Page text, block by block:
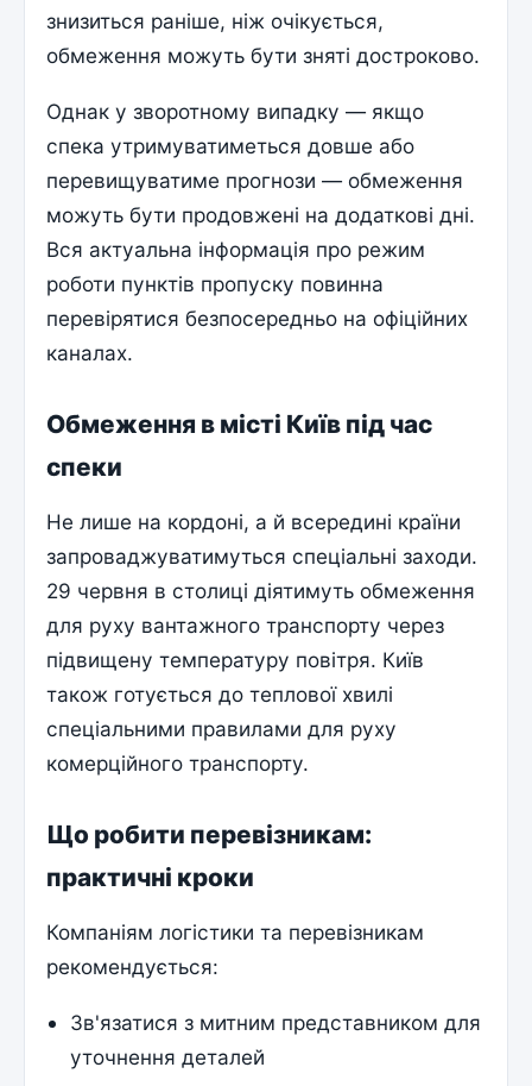
знизиться раніше, ніж очікується,
обмеження можуть бути зняті достроково.
Однак у зворотному випадку — якщо
спека утримуватиметься довше або
перевищуватиме прогнози — обмеження
можуть бути продовжені на додаткові дні.
Вся актуальна інформація про режим
роботи пунктів пропуску повинна
перевірятися безпосередньо на офіційних
каналах.
Обмеження в місті Київ під час
спеки
Не лише на кордоні, а й всередині країни
запроваджуватимуться спеціальні заходи.
29 червня в столиці діятимуть обмеження
для руху вантажного транспорту через
підвищену температуру повітря. Київ
також готується до теплової хвилі
спеціальними правилами для руху
комерційного транспорту.
Що робити перевізникам:
практичні кроки
Компаніям логістики та перевізникам
рекомендується:
Зв'язатися з митним представником для
уточнення деталей